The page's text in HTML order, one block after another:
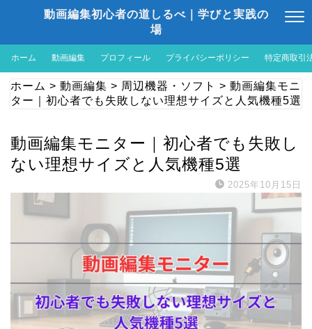
動画編集初心者の道しるべ｜学びと実践の
場
ホーム 動画編集 プロフィール プライバシーポリシー 特定商取引
ホーム > 動画編集 > 周辺機器・ソフト > 動画編集モニ
ター｜初心者でも失敗しない理想サイズと人気機種5選
動画編集モニター｜初心者でも失敗し
ない理想サイズと人気機種5選
2025年10月15日